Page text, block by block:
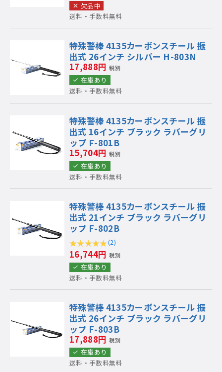
欠品中
送料・手数料無料
特殊警棒 4135カーボンスチール 振
出式 26インチ シルバー H-803N
17,888円 税別
在庫あり
送料・手数料無料
特殊警棒 4135カーボンスチール 振
出式 16インチ ブラック ラバーグリ
ップ F-801B
15,704円 税別
在庫あり
送料・手数料無料
特殊警棒 4135カーボンスチール 振
出式 21インチ ブラック ラバーグリ
ップ F-802B
(2)
16,744円 税別
在庫あり
送料・手数料無料
特殊警棒 4135カーボンスチール 振
出式 26インチ ブラック ラバーグリ
ップ F-803B
17,888円 税別
在庫あり
送料・手数料無料